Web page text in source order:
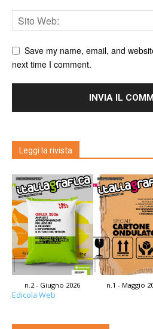
Save my name, email, and
next time I comment.
Leggi la rivista
n.2 - Giugno 2026 n.1 - Maggio
Edicola Web